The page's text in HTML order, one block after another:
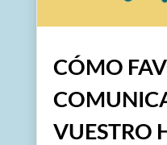
CÓMO
VUESTRO